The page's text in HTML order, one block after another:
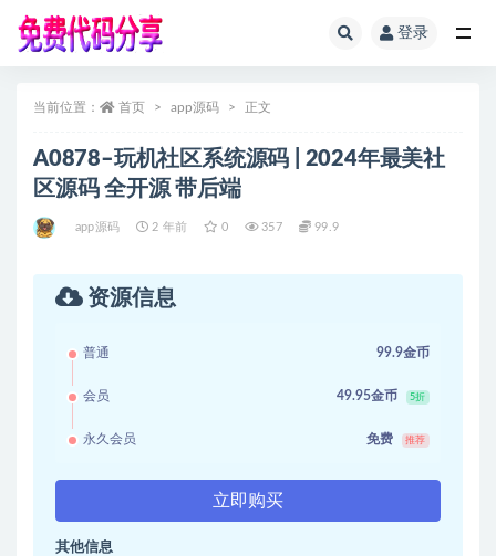
登录
当前位置： 首页 app源码 正文
A0878–玩机社区系统源码 | 2024年最美社
区源码 全开源 带后端
app源码 2 年前 0 357 99.9
资源信息
普通 99.9金币
会员 49.95金币 5折
永久会员 免费 推荐
立即购买
其他信息